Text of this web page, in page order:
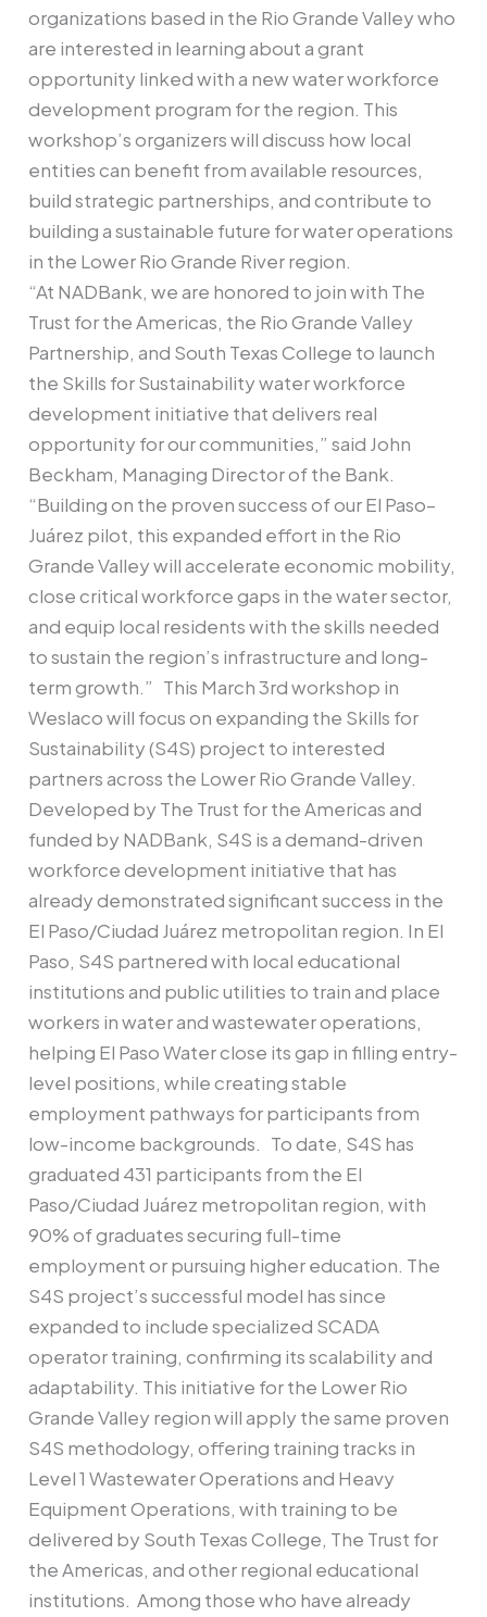
organizations based in the Rio Grande Valley who
are interested in learning about a grant
opportunity linked with a new water workforce
development program for the region. This
workshop’s organizers will discuss how local
entities can benefit from available resources,
build strategic partnerships, and contribute to
building a sustainable future for water operations
in the Lower Rio Grande River region.
“At NADBank, we are honored to join with The
Trust for the Americas, the Rio Grande Valley
Partnership, and South Texas College to launch
the Skills for Sustainability water workforce
development initiative that delivers real
opportunity for our communities,” said John
Beckham, Managing Director of the Bank.
“Building on the proven success of our El Paso–
Juárez pilot, this expanded effort in the Rio
Grande Valley will accelerate economic mobility,
close critical workforce gaps in the water sector,
and equip local residents with the skills needed
to sustain the region’s infrastructure and long-
term growth.” This March 3rd workshop in
Weslaco will focus on expanding the Skills for
Sustainability (S4S) project to interested
partners across the Lower Rio Grande Valley.
Developed by The Trust for the Americas and
funded by NADBank, S4S is a demand-driven
workforce development initiative that has
already demonstrated significant success in the
El Paso/Ciudad Juárez metropolitan region. In El
Paso, S4S partnered with local educational
institutions and public utilities to train and place
workers in water and wastewater operations,
helping El Paso Water close its gap in filling entry-
level positions, while creating stable
employment pathways for participants from
low-income backgrounds. To date, S4S has
graduated 431 participants from the El
Paso/Ciudad Juárez metropolitan region, with
90% of graduates securing full-time
employment or pursuing higher education. The
S4S project’s successful model has since
expanded to include specialized SCADA
operator training, confirming its scalability and
adaptability. This initiative for the Lower Rio
Grande Valley region will apply the same proven
S4S methodology, offering training tracks in
Level 1 Wastewater Operations and Heavy
Equipment Operations, with training to be
delivered by South Texas College, The Trust for
the Americas, and other regional educational
institutions. Among those who have already